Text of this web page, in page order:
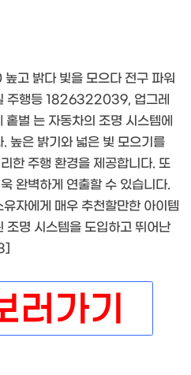
고 밝다 빛을 모으다 전구 파워
주행등 1826322039, 업그레
벌 는 자동차의 조명 시스템에
높은 밝기와 넓은 빛 모으기를
한 주행 환경을 제공합니다. 또
완벽하게 연출할 수 있습니다.
자에게 매우 추천할만한 아이템
조명 시스템을 도입하고 뛰어난